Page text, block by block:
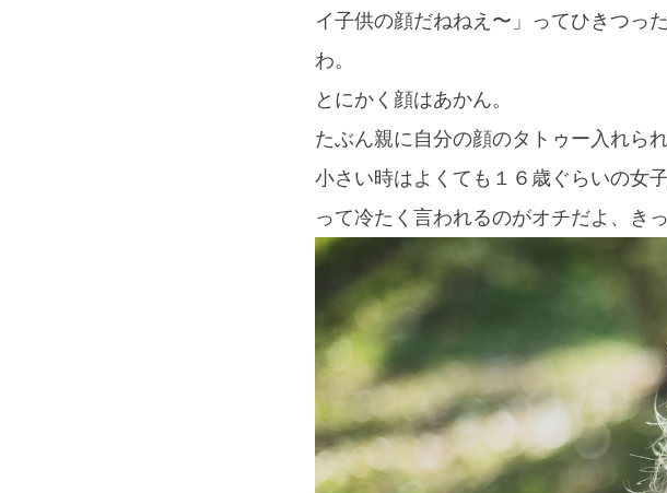
イ子供の顔だねねえ〜」ってひきつっ
わ。
とにかく顔はあかん。
たぶん親に自分の顔のタトゥー入れら
小さい時はよくても１６歳ぐらいの女
って冷たく言われるのがオチだよ、きっ